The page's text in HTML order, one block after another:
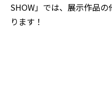
SHOW」では、展示作品
ります！